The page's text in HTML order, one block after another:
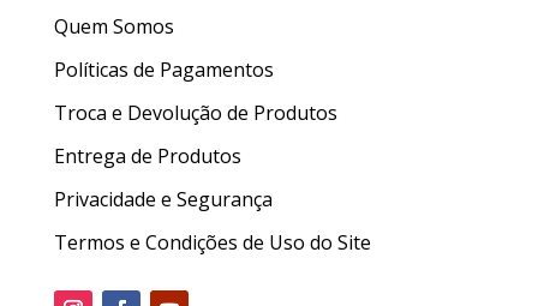
Quem Somos
Políticas de Pagamentos
Troca e Devolução de Produtos
Entrega de Produtos
Privacidade e Segurança
Termos e Condições de Uso do Site